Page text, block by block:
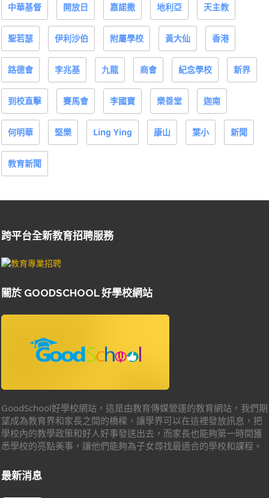
中華基督 開放日 嘉諾撒 地利亞 天主教
聖若瑟 伊利沙伯 附屬學校 黃大仙 香港
路德會 李兆基 九龍 商會 紀念學校 新界
到校直擊 賽馬會 李國寶 樂善堂 迦南
何明華 堅樂 Ling Ying 康山 葉小 新聞
教育新聞
跨平台全新教育招聘服務
關於 GOODSCHOOL 好學校網站
GoodSchool好學校網站，這是由教育傳媒營運的教育網站，我們期
望成為教育界和家長之間的橋樑，讓學界可以在這裡發放訊息，把
學校內的教學政策和好人好事發送出去，而家長也能夠第一時間獲
悉學校的亮點美事，讓他們能夠為子女尋找最適合的學校和課程。
最新消息